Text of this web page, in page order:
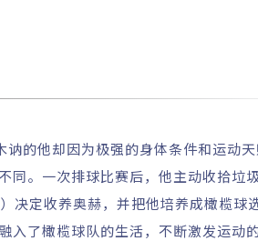
的他却因为极强的身体条件和运动
同。一次排球比赛后，他主动收拾垃
定收养奥赫，并把他培养成橄榄球选
了橄榄球队的生活，不断激发运动的